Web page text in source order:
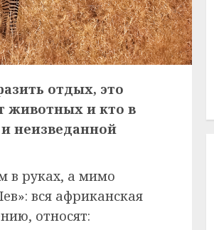
отдых, это
животных и кто в
неизведанной
в руках, а мимо
вся африканская
относят: